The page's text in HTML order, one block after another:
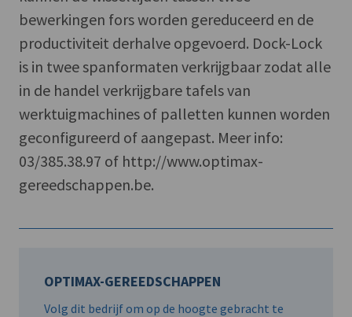
bewerkingen fors worden gereduceerd en de
productiviteit derhalve opgevoerd. Dock-Lock
is in twee spanformaten verkrijgbaar zodat alle
in de handel verkrijgbare tafels van
werktuigmachines of palletten kunnen worden
geconfigureerd of aangepast. Meer info:
03/385.38.97 of http://www.optimax-
gereedschappen.be.
OPTIMAX-GEREEDSCHAPPEN
Volg dit bedrijf om op de hoogte gebracht te